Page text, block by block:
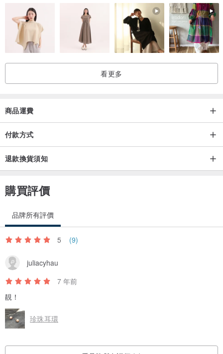
看更多
商品運費
付款方式
退款換貨須知
購買評價
品牌所有評價
5 (9)
juliacyhau
7 年前
靚！
珍珠耳環